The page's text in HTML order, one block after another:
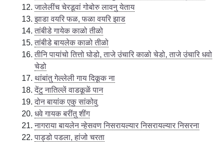
जालेलींच चेरडूवां गोबोरु लावनु येताय
झाडा वयरि फळ, फळा वयरि झाड
तांबीडे गायेक काळो तीळो
तांबीडे बायलेक काळो तीळो
तीनि पायांचो तित्तो घोडो, ताजे उंचारि काळो चेडो, ताजे उंचारि धवो
चेडो
थांबांतु गेल्लेली गाय दिकूक ना
देंटु नातिल्लें वाडकूळें पान
दोन बायांक एकु सांकोवु
धवे गायक बरींतु शींग
नागराया बायलेन न्हेसवण निसरायल्यार निसरायल्यार निसरना
पाड्डो पडला, हांजो चरता